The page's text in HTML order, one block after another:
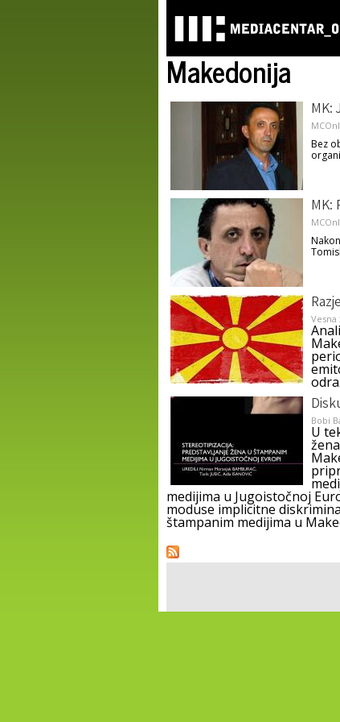
Makedonija
MK:
Bez
MK:
Vesna
Bobi
U
medijima u Jugoistočnoj
moduse implicitne
štampanim medijima u
Pages